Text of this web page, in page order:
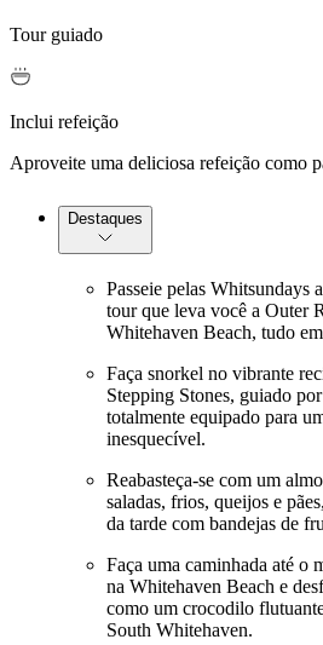
Tour guiado
Inclui refeição
Aproveite uma deliciosa refeição como
Destaques
Passeie pelas
tour que leva você a Outer
Whitehaven Beach, tudo
Faça snorkel no vibrante
Stepping Stones, guiado
totalmente equipado para
inesquecível.
Reabasteça-se com um
saladas, frios, queijos e
da tarde com bandejas de
Faça uma caminhada até o
na Whitehaven Beach e
como um crocodilo
South Whitehaven.